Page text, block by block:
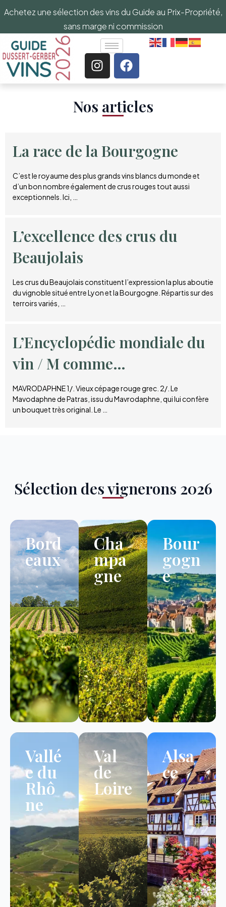
Achetez une sélection des vins du Guide au Prix-Propriété,
sans marge ni commission
Nos articles​
La race de la Bourgogne
C’est le royaume des plus grands vins blancs du monde et
d’un bon nombre également de crus rouges tout aussi
exceptionnels. Ici, …
L’excellence des crus du
Beaujolais
Les crus du Beaujolais constituent l’expression la plus aboutie
du vignoble situé entre Lyon et la Bourgogne. Répartis sur des
terroirs variés, …
L’Encyclopédie mondiale du
vin / M comme…
MAVRODAPHNE 1/. Vieux cépage rouge grec. 2/. Le
Mavodaphne de Patras, issu du Mavrodaphne, qui lui confère
un bouquet très original. Le …
Sélection des vignerons 2026
Bord
eaux
Cha
mpa
gne
Bour
gogn
e
Vallé
e du
Rhô
ne
Val
de
Loire
Alsa
ce